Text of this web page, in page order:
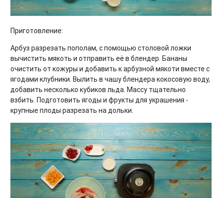
Приготовление:
Арбуз разрезать пополам, с помощью столовой ложки
вычистить мякоть и отправить её в блендер. Бананы
очистить от кожуры и добавить к арбузной мякоти вместе с
ягодами клубники. Вылить в чашу блендера кокосовую воду,
добавить несколько кубиков льда. Массу тщательно
взбить. Подготовить ягоды и фрукты для украшения -
крупные плоды разрезать на дольки.